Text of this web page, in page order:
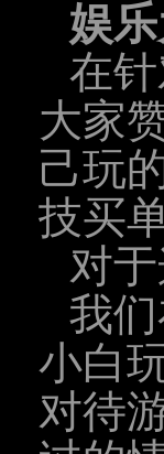
娱
在
大家
己玩
技买
对
我
小白
对待